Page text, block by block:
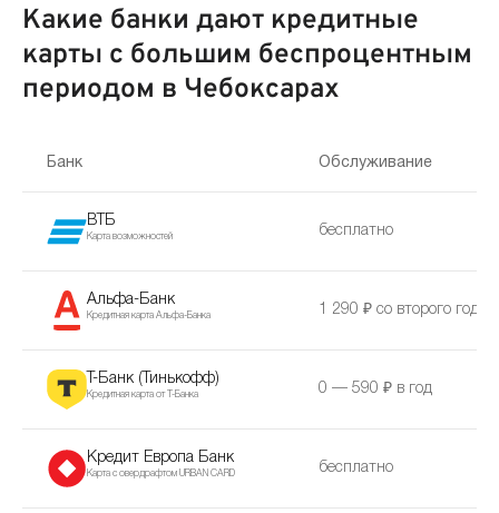
Какие банки дают кредитные
карты с большим беспроцентным
периодом в Чебоксарах
Банк Обслуживание
ВТБ
Карта возможностей бесплатно
Альфа-Банк
Кредитная карта Альфа-Банка 1 290 ₽ со второго года
Т-Банк (Тинькофф)
Кредитная карта от Т-Банка 0 — 590 ₽ в год
Кредит Европа Банк
Карта с овердрафтом URBAN CARD бесплатно